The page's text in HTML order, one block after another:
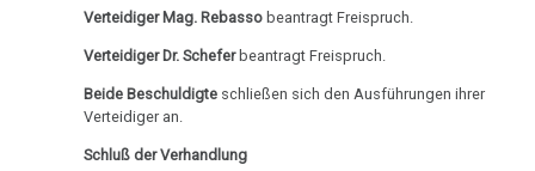
Verteidiger Mag. Rebasso beantragt Freispruch.
Verteidiger Dr. Scheferbeantragt Freispruch.
Beide Beschuldigte schließen sich den Ausführungen ihrer
Verteidiger an.
Schluß der Verhandlung